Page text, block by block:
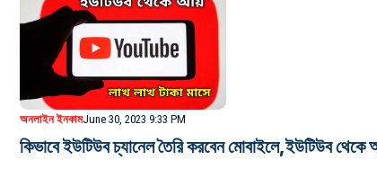
অনলাইন ইনকামJune 30, 2023 9:33 PM
কিভাবে ইউটিউব চ্যানেল তৈরি করবেন মোবাইলে,ইউটিউব